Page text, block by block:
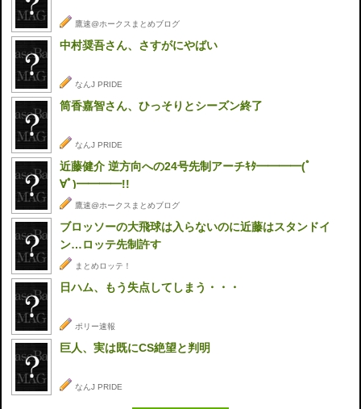
鷹速@ホークスまとめブログ
中村奨吾さん、さすがにやばい
なんJ PRIDE
筒香嘉智さん、ひっそりとシーズン終了
なんJ PRIDE
近藤健介 逆方向への24号先制アーチｷﾀ━━━━(ﾟ
∀ﾟ)━━━━!!
鷹速@ホークスまとめブログ
ブロッソーの大飛球は入らないのに近藤はスタンドイ
ン…ロッテ先制許す
まとめロッテ！
日ハム、もう失点してしまう・・・
ポリー速報
巨人、実は既にCS絶望と判明
なんJ PRIDE